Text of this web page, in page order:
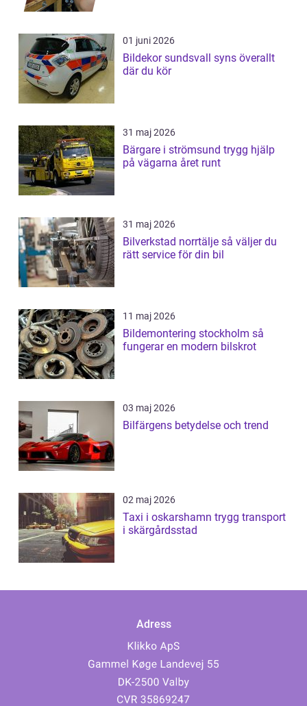
01 juni 2026
Bildekor sundsvall syns överallt
där du kör
31 maj 2026
Bärgare i strömsund trygg hjälp
på vägarna året runt
31 maj 2026
Bilverkstad norrtälje så väljer du
rätt service för din bil
11 maj 2026
Bildemontering stockholm så
fungerar en modern bilskrot
03 maj 2026
Bilfärgens betydelse och trend
02 maj 2026
Taxi i oskarshamn trygg transport
i skärgårdsstad
Adress